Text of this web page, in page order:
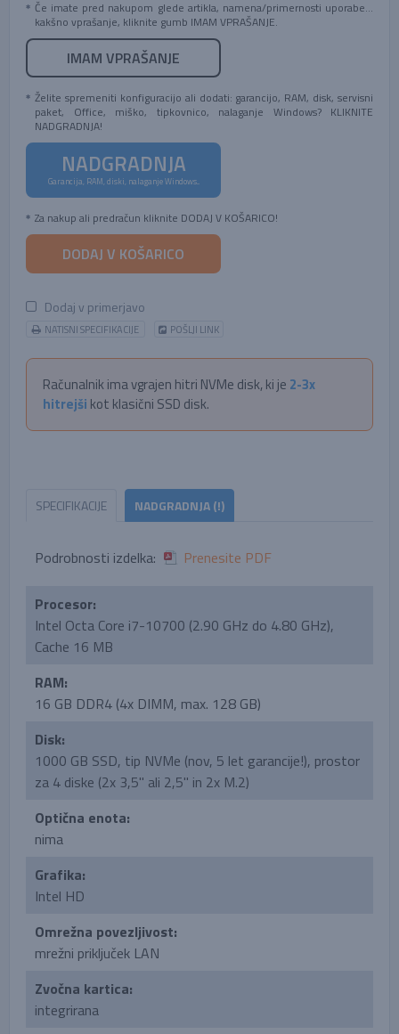
Če imate pred nakupom glede artikla, namena/primernosti uporabe...
kakšno vprašanje, kliknite gumb IMAM VPRAŠANJE.
IMAM VPRAŠANJE
Želite spremeniti konfiguracijo ali dodati: garancijo, RAM, disk, servisni
paket, Office, miško, tipkovnico, nalaganje Windows? KLIKNITE
NADGRADNJA!
NADGRADNJA
Garancija, RAM, diski, nalaganje Windows...
Za nakup ali predračun kliknite DODAJ V KOŠARICO!
DODAJ V KOŠARICO
Dodaj v primerjavo
NATISNI SPECIFIKACIJE POŠLJI LINK
Računalnik ima vgrajen hitri NVMe disk, ki je 2-3x
hitrejši kot klasični SSD disk.
SPECIFIKACIJE NADGRADNJA (!)
Podrobnosti izdelka: Prenesite PDF
Procesor:
Intel Octa Core i7-10700 (2.90 GHz do 4.80 GHz),
Cache 16 MB
RAM:
16 GB DDR4 (4x DIMM, max. 128 GB)
Disk:
1000 GB SSD, tip NVMe (nov, 5 let garancije!), prostor
za 4 diske (2x 3,5'' ali 2,5'' in 2x M.2)
Optična enota:
nima
Grafika:
Intel HD
Omrežna povezljivost:
mrežni priključek LAN
Zvočna kartica:
integrirana